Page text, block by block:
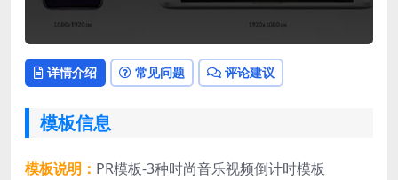
详情介绍 常见问题 评论建议
模板信息
模板说明： PR模板-3种时尚音乐视频倒计时模板